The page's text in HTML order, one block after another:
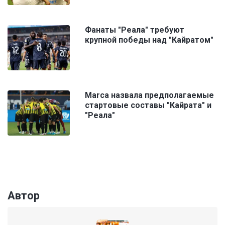
Фанаты "Реала" требуют
крупной победы над "Кайратом"
Marca назвала предполагаемые
стартовые составы "Кайрата" и
"Реала"
Автор